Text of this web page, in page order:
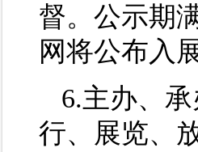
督。公示期
网将公布入
6.主办、
行、展览、